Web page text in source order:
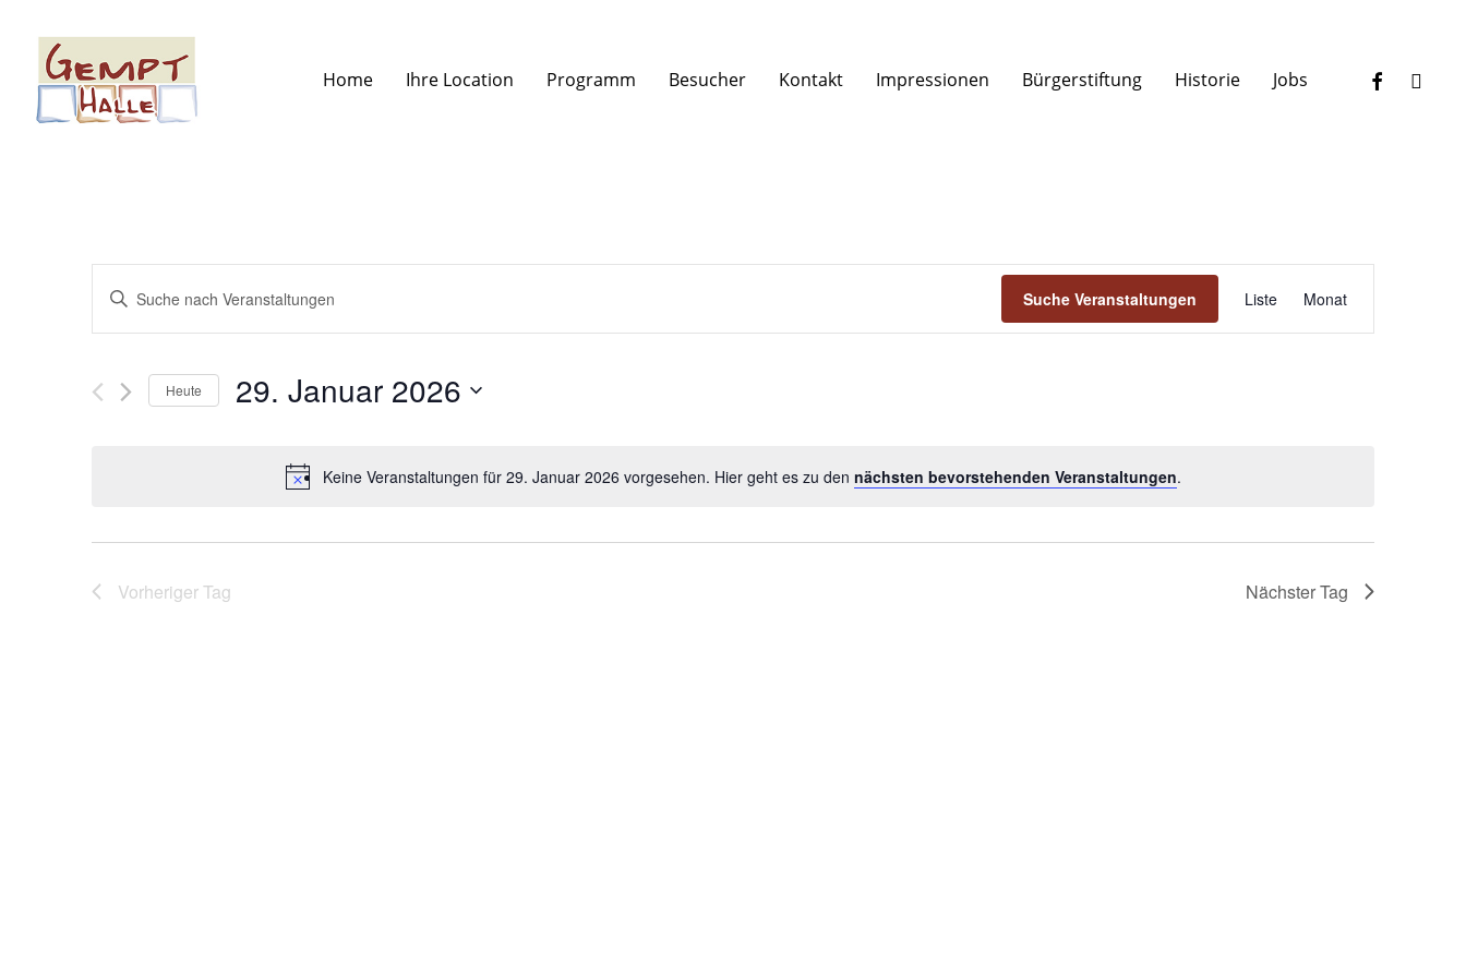
main
content
Home Ihre Location Programm Besucher Kontakt Impressionen Bürgerstiftung Historie Jobs facebook
Keine Veranstaltungen für 29. Januar 2026 vorgesehen. Hier geht es zu den nächsten bevorstehenden Veranstaltungen.
Veranstaltungen
Suche
und
Ansichten,
Navigation
Bitte
Schlüsselwort
Suche
Veranstaltungen
Schlüsselwort.
Suche Veranstaltungen Liste Monat
Heute 29. Januar 2026
wählen.
Vorheriger Tag Nächster Tag